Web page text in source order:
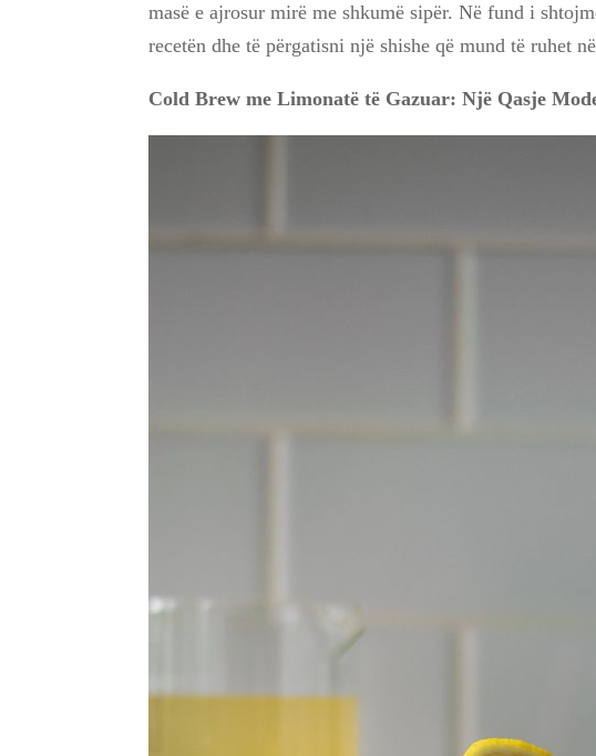
masë e ajrosur mirë me shkumë sipër. Në fund i
recetën dhe të përgatisni një shishe që mund të ruhet
Cold Brew me Limonatë të Gazuar: Një Qasje